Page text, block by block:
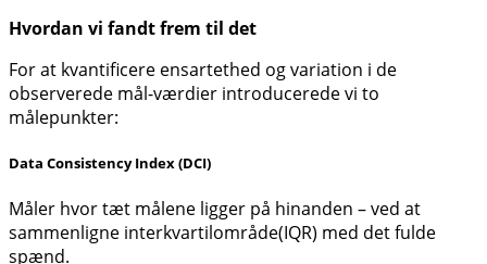
Hvordan vi fandt frem til det
For at kvantificere ensartethed og variation i de
observerede mål-værdier introducerede vi to
målepunkter:
Data Consistency Index (DCI)
Måler hvor tæt målene ligger på hinanden – ved at
sammenligne interkvartilområde(IQR) med det fulde
spænd.